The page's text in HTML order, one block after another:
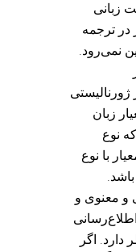
زبانی
در ترجمه
نمی‌رود.
ژورنالیستی
زبان
نوع
با نوع
و معنوی و
اگر